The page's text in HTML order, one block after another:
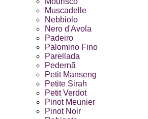
Muscadelle
Nebbiolo
Nero d'Avola
Padeiro
Palomino Fino
Parellada
Pedernã
Petit Manseng
Petite Sirah
Petit Verdot
Pinot Meunier
Pinot Noir